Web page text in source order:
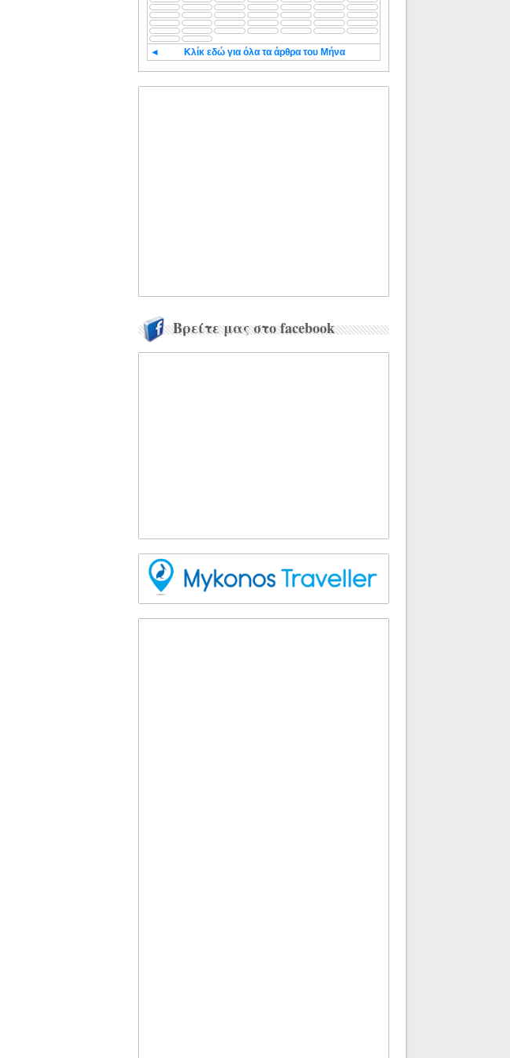
◄ Κλίκ εδώ για όλα τα άρθρα του Μήνα
Βρείτε μας στο facebook